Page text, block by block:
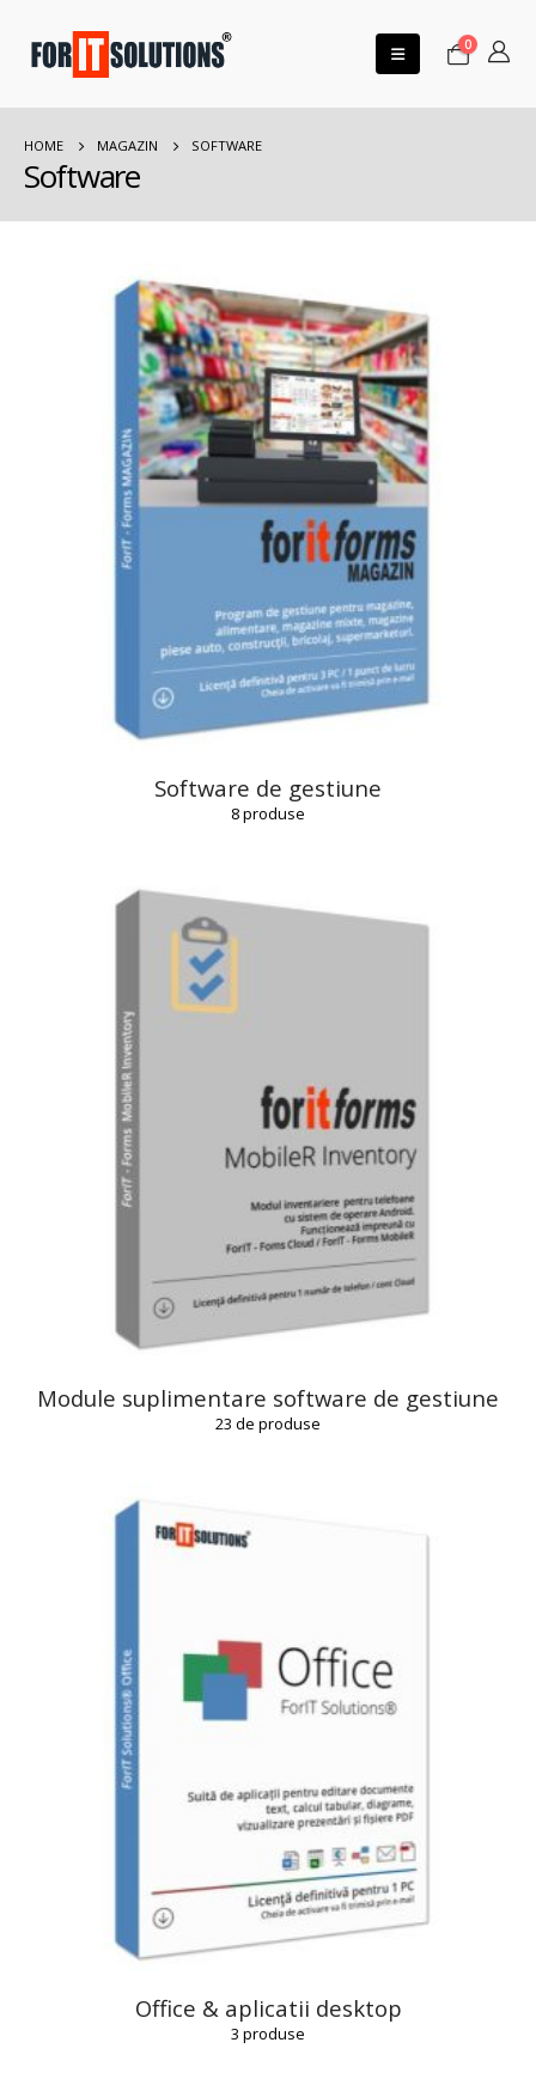
0
HOME MAGAZIN SOFTWARE
Software
Software de gestiune
8produse
Module suplimentare software de gestiune
23 de produse
Office & aplicatii desktop
3 produse